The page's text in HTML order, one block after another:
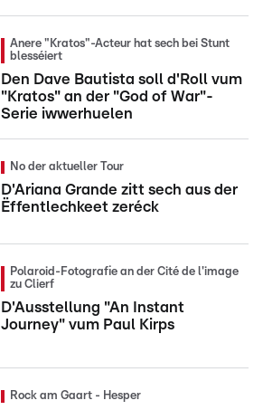
Anere "Kratos"-Acteur hat sech bei Stunt
blesséiert
Den Dave Bautista soll d'Roll vum
"Kratos" an der "God of War"-
Serie iwwerhuelen
No der aktueller Tour
D'Ariana Grande zitt sech aus der
Ëffentlechkeet zeréck
Polaroid-Fotografie an der Cité de l'image
zu Clierf
D'Ausstellung "An Instant
Journey" vum Paul Kirps
Rock am Gaart - Hesper